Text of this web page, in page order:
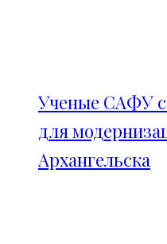
Ученые САФУ
для
Архангельска